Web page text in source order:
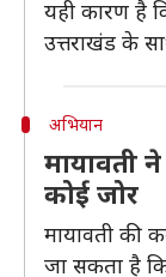
यही कारण है
उत्तराखंड के
अभियान
मायावती
कोई जोर
मायावती की
जा सकता है कि